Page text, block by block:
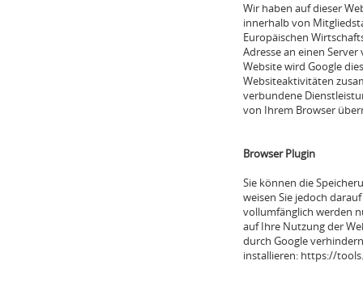
Wir haben auf dieser
innerhalb von
Europäischen
Adresse an einen
Website wird Google
Websiteaktivitäten
verbundene
von Ihrem Browser
Browser Plugin
Sie können die
weisen Sie jedoch
vollumfänglich werden
auf Ihre Nutzung der
durch Google
installieren: https://